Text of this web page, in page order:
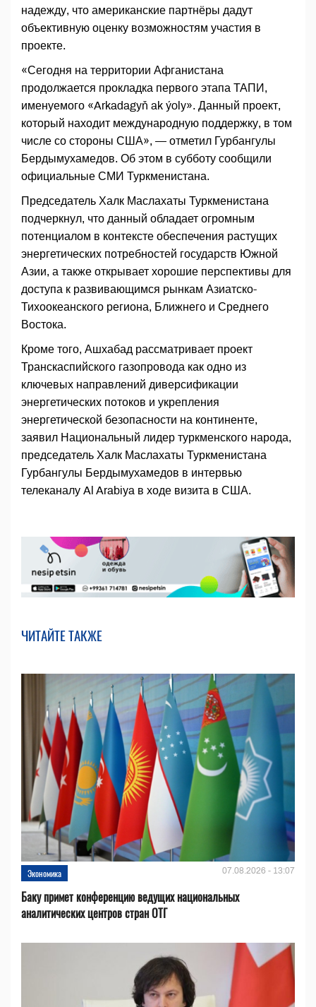
надежду, что американские партнёры дадут
объективную оценку возможностям участия в
проекте.
«Сегодня на территории Афганистана
продолжается прокладка первого этапа ТАПИ,
именуемого «Arkadagyň ak ýoly». Данный проект,
который находит международную поддержку, в том
числе со стороны США», — отметил Гурбангулы
Бердымухамедов. Об этом в субботу сообщили
официальные СМИ Туркменистана.
Председатель Халк Маслахаты Туркменистана
подчеркнул, что данный обладает огромным
потенциалом в контексте обеспечения растущих
энергетических потребностей государств Южной
Азии, а также открывает хорошие перспективы для
доступа к развивающимся рынкам Азиатско-
Тихоокеанского региона, Ближнего и Среднего
Востока.
Кроме того, Ашхабад рассматривает проект
Транскаспийского газопровода как одно из
ключевых направлений диверсификации
энергетических потоков и укрепления
энергетической безопасности на континенте,
заявил Национальный лидер туркменского народа,
председатель Халк Маслахаты Туркменистана
Гурбангулы Бердымухамедов в интервью
телеканалу Al Arabiya в ходе визита в США.
ЧИТАЙТЕ ТАКЖЕ
Экономика 07.08.2026 - 13:07
Баку примет конференцию ведущих национальных
аналитических центров стран ОТГ